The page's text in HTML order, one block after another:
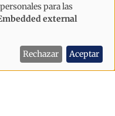
para las
external
Rechazar Aceptar